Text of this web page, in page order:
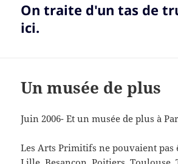
On traite d'un tas de
ici.
Un musée de plus
Juin 2006- Et un musée de plus à
Les Arts Primitifs ne pouvaient pas